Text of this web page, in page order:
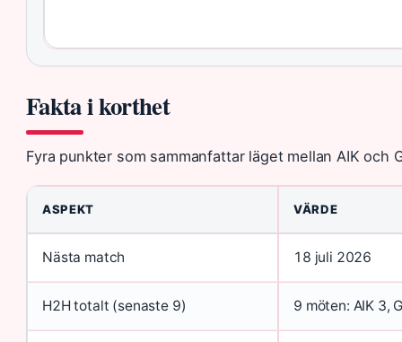
Fakta i korthet
Fyra punkter som sammanfattar läget mellan AIK och
ASPEKT VÄRDE
Nästa match 18 juli 2026
H2H totalt (senaste 9) 9 möten: AIK 3,